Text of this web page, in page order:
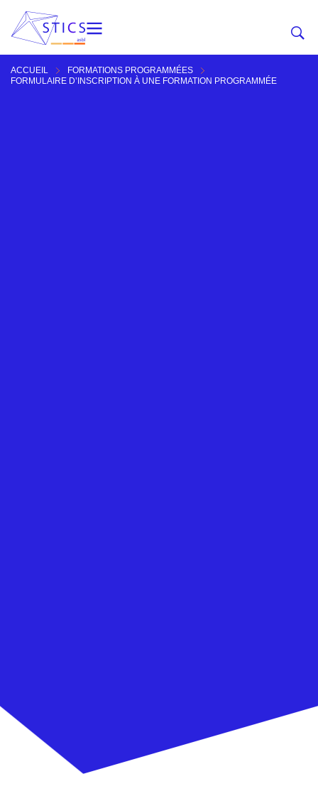
ACCUEIL
FORMATIONS PROGRAMMÉES
FORMULAIRE D’INSCRIPTION À UNE FORMATION PROGRAMMÉE